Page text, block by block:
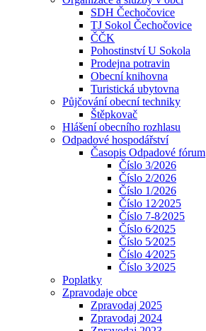
SDH Čechočovice
TJ Sokol Čechočovice
ČČK
Pohostinství U Sokola
Prodejna potravin
Obecní knihovna
Turistická ubytovna
Půjčování obecní techniky
Štěpkovač
Hlášení obecního rozhlasu
Odpadové hospodářství
Časopis Odpadové fórum
Číslo 3/2026
Číslo 2/2026
Číslo 1/2026
Číslo 12⁄2025
Číslo 7-8⁄2025
Číslo 6⁄2025
Číslo 5⁄2025
Číslo 4⁄2025
Číslo 3⁄2025
Poplatky
Zpravodaje obce
Zpravodaj 2025
Zpravodaj 2024